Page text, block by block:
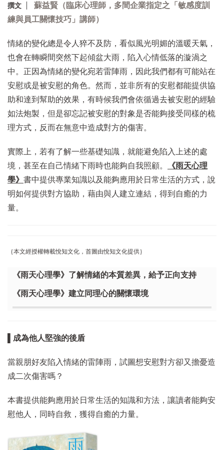
撰文
蘇益賢（臨床心理師，多間企業指定之「敏感度訓
練與員工關懷技巧」講師）
情緒的變化總是令人猝不及防，看似風光明媚的溫暖天氣，
也會在轉瞬間突然下起傾盆大雨，陷入心情低落的漩渦之
中。正因為情緒的變化宛若雷陣雨，因此我們都有可能站在
安慰或是被安慰的角色。然而，並非所有的安慰都能提供協
助和達到幫助的效果，有時候我們會依循過去被安慰的經驗
如法炮製，但是卻忘記被安慰的對象是否能夠接受同樣的梳
理方式，反而在無意中造成對方的傷害。
實際上，若有了解一些基礎知識，就能避免陷入上述的處
境，甚至在自己情緒下雨時也能夠自我照顧。
《雨天心理
學》 書中提供專業知識以及能夠應用於日常生活的方式，說
明如何提供對方協助，藉由與人建立連結，得到自癒的力
量。
｛本文經授權轉載悅知文化，首圖由悅知文化提供｝
《雨天心理學》了解情緒的本質差異，給予正向支持
《雨天心理學》建立同理心的關懷環境
▌成為他人堅強的後盾
當親朋好友陷入情緒的雷陣雨，試圖想安慰對方卻又擔憂造
成二次傷害嗎？
本書提供能夠應用於日常生活的知識和方法，讓讀者能夠安
慰他人，同時自救，獲得自癒的力量。